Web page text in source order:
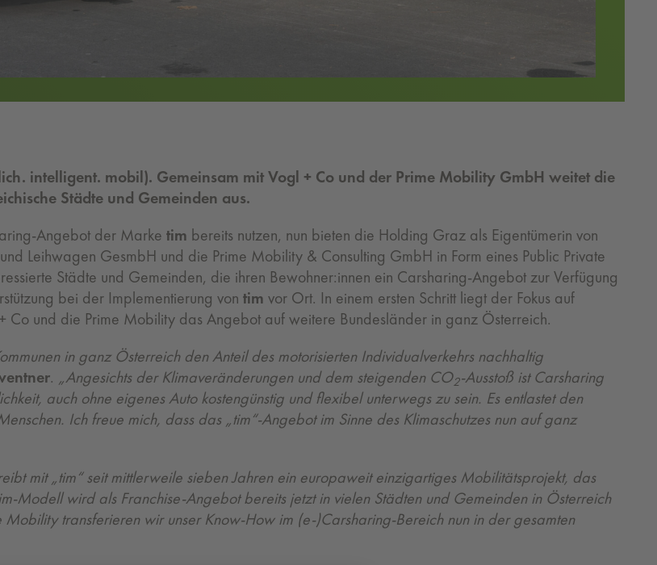
intelligent. mobil). Gemeinsam mit Vogl + Co und der Prime Mobility GmbH weitet die
Städte und Gemeinden aus.
Angebot der Marke tim bereits nutzen, nun bieten die Holding Graz als Eigentümerin von
Leihwagen GesmbH und die Prime Mobility & Consulting GmbH in Form eines Public Private
Städte und Gemeinden, die ihren Bewohner:innen ein Carsharing-Angebot zur Verfügung
bei der Implementierung von tim vor Ort. In einem ersten Schritt liegt der Fokus auf
und die Prime Mobility das Angebot auf weitere Bundesländer in ganz Österreich.
in ganz Österreich den Anteil des motorisierten Individualverkehrs nachhaltig
. „Angesichts der Klimaveränderungen und dem steigenden CO2-Ausstoß ist Carsharing
auch ohne eigenes Auto kostengünstig und flexibel unterwegs zu sein. Es entlastet den
Ich freue mich, dass das „tim“-Angebot im Sinne des Klimaschutzes nun auf ganz
mit „tim“ seit mittlerweile sieben Jahren ein europaweit einzigartiges Mobilitätsprojekt, das
Modell wird als Franchise-Angebot bereits jetzt in vielen Städten und Gemeinden in Österreich
transferieren wir unser Know-How im (e-)Carsharing-Bereich nun in der gesamten